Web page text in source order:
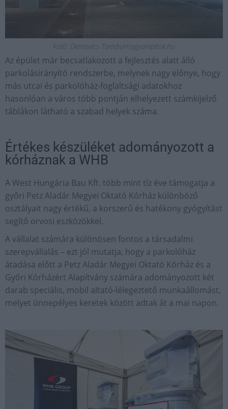
Fotó: Dernovics Tamás/magyarepitok.hu
Az épület már becsatlakozott a fejlesztés alatt álló
parkolásirányító rendszerbe, melynek nagy előnye, hogy
más utcai és parkolóház-foglaltsági adatokhoz
hasonlóan a város több pontján elhelyezett számkijelző
táblákon látható a szabad helyek száma.
Értékes készüléket adományozott a
kórháznak a WHB
A West Hungária Bau Kft. több mint tíz éve támogatja a
győri Petz Aladár Megyei Oktató Kórház különböző
osztályait nagy értékű, a korszerű és hatékony gyógyítást
segítő orvosi eszközökkel.
A vállalat számára különösen fontos a társadalmi
szerepvállalás – ezt jól mutatja, hogy a parkolóház
átadása előtt a Petz Aladár Megyei Oktató Kórház és a
Győri Kórházért Alapítvány számára adományozott két
darab speciális, mobil altató-lélegeztető munkaállomást,
melyet ünnepélyes keretek között adtak át a mai napon.